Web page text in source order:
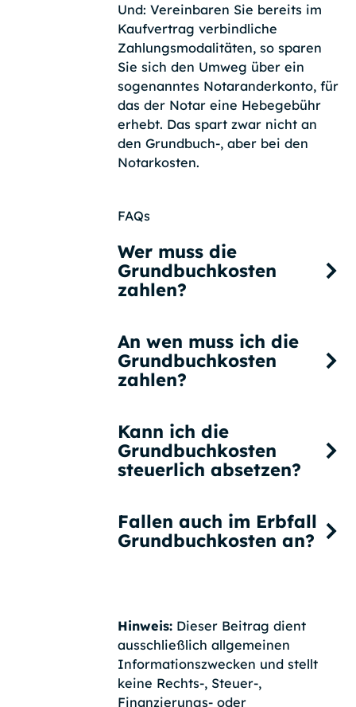
Und: Vereinbaren Sie bereits im
Kaufvertrag verbindliche
Zahlungsmodalitäten, so sparen
Sie sich den Umweg über ein
sogenanntes Notaranderkonto, für
das der Notar eine Hebegebühr
erhebt. Das spart zwar nicht an
den Grundbuch-, aber bei den
Notarkosten.
FAQs
Wer muss die
Grundbuchkosten
zahlen?
An wen muss ich die
Grundbuchkosten
zahlen?
Kann ich die
Grundbuchkosten
steuerlich absetzen?
Fallen auch im Erbfall
Grundbuchkosten an?
Hinweis:Dieser Beitrag dient
ausschließlich allgemeinen
Informationszwecken und stellt
keine Rechts-, Steuer-,
Finanzierungs- oder